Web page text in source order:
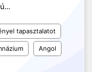
tapasztalatot
Angol